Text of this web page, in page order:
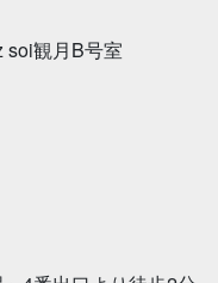
観月B号室